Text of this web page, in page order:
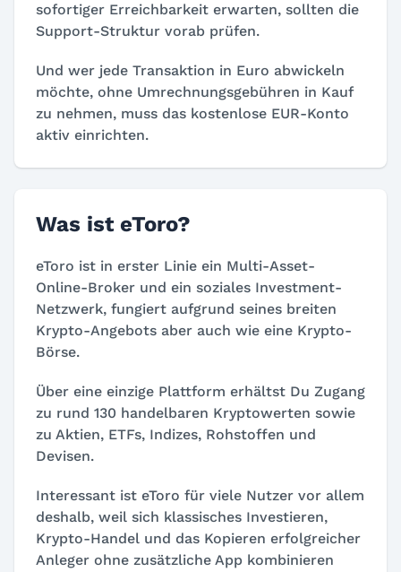
sofortiger Erreichbarkeit erwarten, sollten die
Support-Struktur vorab prüfen.
Und wer jede Transaktion in Euro abwickeln
möchte, ohne Umrechnungsgebühren in Kauf
zu nehmen, muss das kostenlose EUR-Konto
aktiv einrichten.
Was ist eToro?
eToro ist in erster Linie ein Multi-Asset-
Online-Broker und ein soziales Investment-
Netzwerk, fungiert aufgrund seines breiten
Krypto-Angebots aber auch wie eine Krypto-
Börse.
Über eine einzige Plattform erhältst Du Zugang
zu rund 130 handelbaren Kryptowerten sowie
zu Aktien, ETFs, Indizes, Rohstoffen und
Devisen.
Interessant ist eToro für viele Nutzer vor allem
deshalb, weil sich klassisches Investieren,
Krypto-Handel und das Kopieren erfolgreicher
Anleger ohne zusätzliche App kombinieren